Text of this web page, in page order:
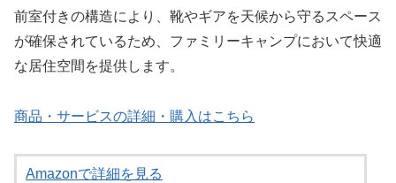
前室付きの構造により、靴やギアを天候から守るスペース
が確保されているため、ファミリーキャンプにおいて快適
な居住空間を提供します。
商品・サービスの詳細・購入はこちら
Amazonで詳細を見る